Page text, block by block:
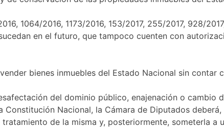
1064/2016, 1173/2016, 153/2017, 255/2017, 928/
en el futuro, que tampoco cuenten con
bienes inmuebles del Estado Nacional sin
del dominio público, enajenación o cambio
Nacional, la Cámara de Diputados
de la misma y, posteriormente, someterla a